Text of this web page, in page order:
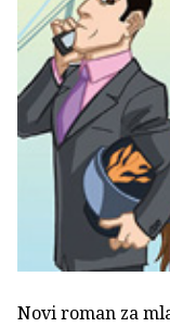
Novi roman za